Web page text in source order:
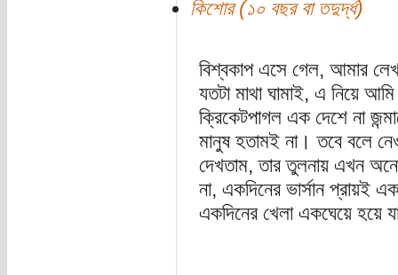
কিশোর (১০ বছর বা তদুর্দ্ধ)
বিশ্বকাপ এসে গেল, আমার
যতটা মাথা ঘামাই, এ নিয়ে
ক্রিকেটপাগল এক দেশে না
মানুষ হতামই না। তবে বলে
দেখতাম, তার তুলনায় এখন
না, একদিনের ভার্সান প্রায়ই
একদিনের খেলা একঘেয়ে হয়ে